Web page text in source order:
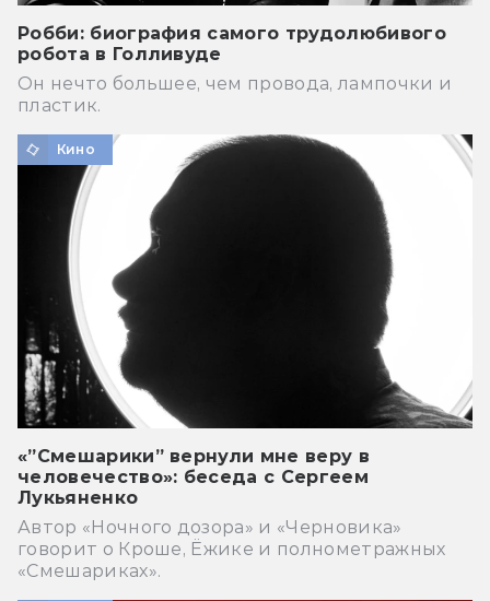
Робби: биография самого трудолюбивого
робота в Голливуде
Он нечто большее, чем провода, лампочки и
пластик.
Кино
«”Смешарики” вернули мне веру в
человечество»: беседа с Сергеем
Лукьяненко
Автор «Ночного дозора» и «Черновика»
говорит о Кроше, Ёжике и полнометражных
«Смешариках».